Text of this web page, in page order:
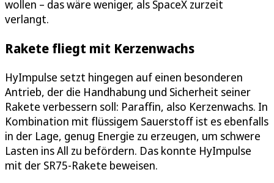
wollen – das wäre weniger, als SpaceX zurzeit
verlangt.
Rakete fliegt mit Kerzenwachs
HyImpulse setzt hingegen auf einen besonderen
Antrieb, der die Handhabung und Sicherheit seiner
Rakete verbessern soll: Paraffin, also Kerzenwachs. In
Kombination mit flüssigem Sauerstoff ist es ebenfalls
in der Lage, genug Energie zu erzeugen, um schwere
Lasten ins All zu befördern. Das konnte HyImpulse
mit der SR75-Rakete beweisen.